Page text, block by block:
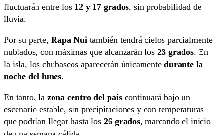
fluctuarán entre los 12 y 17 grados, sin probabilidad de
lluvia.
Por su parte, Rapa Nui también tendrá cielos parcialmente
nublados, con máximas que alcanzarán los 23 grados. En
la isla, los chubascos aparecerán únicamente durante la
noche del lunes.
En tanto, la zona centro del país continuará bajo un
escenario estable, sin precipitaciones y con temperaturas
que podrían llegar hasta los 26 grados, marcando el inicio